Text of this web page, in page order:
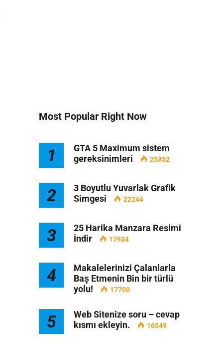
Most Popular Right Now
1
GTA 5 Maximum sistem
gereksinimleri
25352
2
3 Boyutlu Yuvarlak Grafik
Simgesi
22244
3
25 Harika Manzara Resimi
İndir
17934
4
Makalelerinizi Çalanlarla
Baş Etmenin Bin bir türlü
yolu!
17700
5
Web Sitenize soru – cevap
kısmı ekleyin.
16549